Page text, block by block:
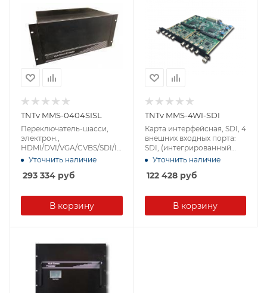
TNTv MMS-0404SISL
Переключатель-шасси,
электрон.,
HDMI/DVI/VGA/CVBS/SDI/IP
-AV, 16>16 выходов, без
(произвольное
картинка в картинке PIP,
обрезка изображения)
[TNTv/TNT MMS-0404SISL]
Уточнить наличие
293 334 руб
В корзину
TNTv MMS-4WI-SDI
Карта интерфейсная, SDI, 4
внешних входных порта:
SDI, (интегрированный
конвертер
ля коммутаторов серии
MMS-4WI-SDI]
Уточнить наличие
122 428руб
В корзину